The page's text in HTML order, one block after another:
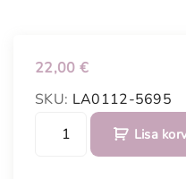
22,00 €
SKU: LA0112-5695
Lisa